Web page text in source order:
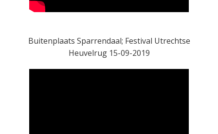
Buitenplaats Sparrendaal; Festival Utrechtse
Heuvelrug 15-09-2019